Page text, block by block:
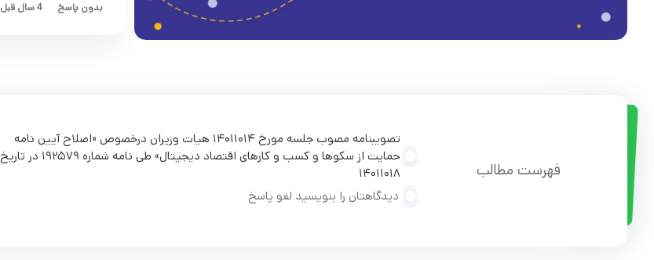
بدون پاسخ 4 سال قبل
فهرست مطالب
تصویبنامه مصوب جلسه مورخ ۱۴۰۱۱۰۱۴ هیات وزیران درخصوص «اصلاح آیین نامه
حمایت از سکوها و کسب و کارهای اقتصاد دیجیتال» طی نامه شماره ۱۹۲۵۷۹ در تاریخ
۱۴۰۱۱۰۱۸
دیدگاهتان را بنویسید لغو پاسخ